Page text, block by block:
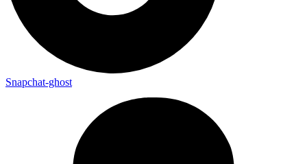
Snapchat-ghost